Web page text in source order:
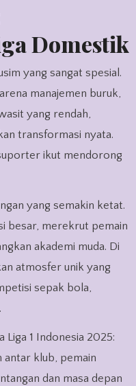
Domestik
yang sangat spesial.
manajemen buruk,
yang rendah,
transformasi nyata.
ikut mendorong
yang semakin ketat.
besar, merekrut pemain
akademi muda. Di
atmosfer unik yang
sepak bola,
Liga 1 Indonesia 2025:
antar klub, pemain
dan masa depan